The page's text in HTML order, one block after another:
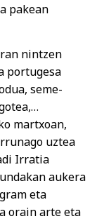
pakean
nintzen
portugesa
seme-
martxoan,
uztea
Irratia
aukera
eta
orain arte eta